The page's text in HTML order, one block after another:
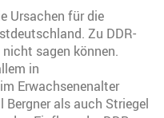
Ursachen für die
Zu DDR-
sagen können.
in
Erwachsenenalter
Bergner als auch Striegel